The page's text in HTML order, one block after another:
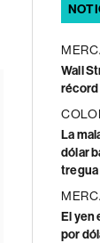
Wall
récord
La
dólar
tregua
El yen
por